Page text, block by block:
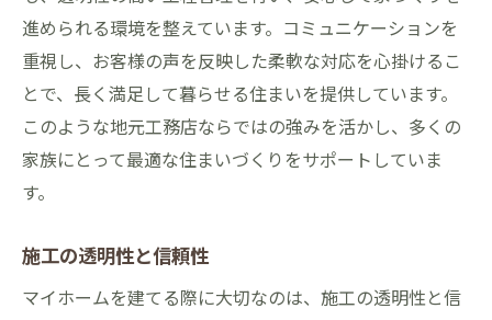
進められる環境を整えています。コミュニケーションを
重視し、お客様の声を反映した柔軟な対応を心掛けるこ
とで、長く満足して暮らせる住まいを提供しています。
このような地元工務店ならではの強みを活かし、多くの
家族にとって最適な住まいづくりをサポートしていま
す。
施工の透明性と信頼性
マイホームを建てる際に大切なのは、施工の透明性と信